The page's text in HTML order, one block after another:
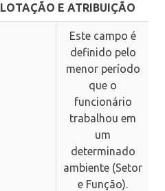
LOTAÇÃO E ATRIBUIÇÃO
Este campo é
definido pelo
menor período
que o
funcionário
trabalhou em
um
determinado
ambiente (Setor
e Função).